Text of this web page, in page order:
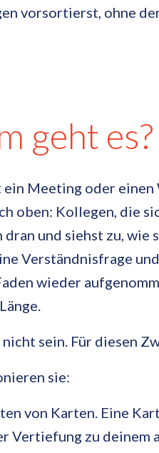
vorsortierst, ohne
geht es?
Meeting oder einen
oben: Kollegen, die
dran und siehst zu,
Verständnisfrage
wieder
nicht sein. Für diesen
sie:
von Karten. Eine
Vertiefung zu deinem